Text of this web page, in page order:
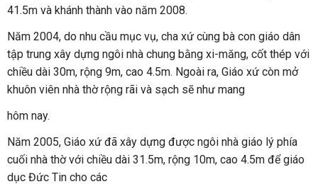
41.5m và khánh thành vào năm 2008.
Năm 2004, do nhu cầu mục vụ, cha xứ cùng bà con giáo dân
tập trung xây dựng ngôi nhà chung bằng xi-măng, cốt thép với
chiều dài 30m, rộng 9m, cao 4.5m. Ngoài ra, Giáo xứ còn mở
khuôn viên nhà thờ rộng rãi và sạch sẽ như mang
hôm nay.
Năm 2005, Giáo xứ đã xây dựng được ngôi nhà giáo lý phía
cuối nhà thờ với chiều dài 31.5m, rộng 10m, cao 4.5m để giáo
dục Đức Tin cho các